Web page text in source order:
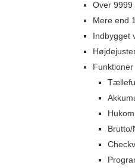
Over
Mere end
Indbygget
Funktioner
Brutto/